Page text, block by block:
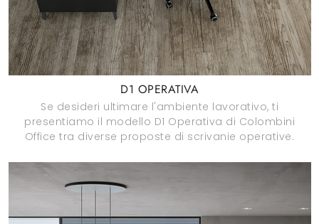
D1 OPERATIVA
Se desideri ultimare l'ambiente lavorativo, ti
presentiamo il modello D1 Operativa di Colombini
Office tra diverse proposte di scrivanie operative.